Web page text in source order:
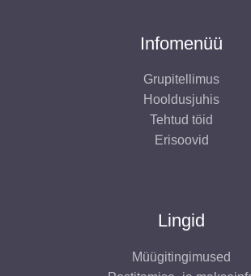
Infomenüü
Grupitellimus
Hooldusjuhis
Tehtud töid
Erisoovid
Lingid
Müügitingimused